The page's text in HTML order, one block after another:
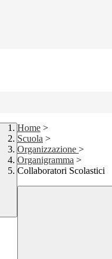
Home >
Scuola >
Organizzazione >
Organigramma >
Collaboratori Scolastici